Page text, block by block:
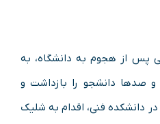
پس از هجوم به دانشگاه، به
صدها دانشجو را بازداشت و
دانشکده فنی، اقدام به شلیک